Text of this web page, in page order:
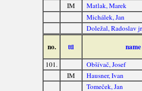
IM
Matlak, Marek
Michálek, Jan
Doležal, Radoslav jr
no. ttl name
101. Obšívač, Josef
IM
Hausner, Ivan
Tomeček, Jan